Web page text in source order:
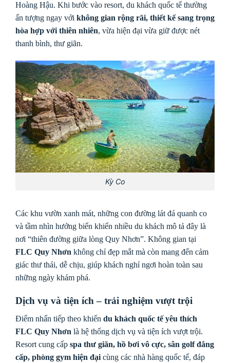
Hoàng Hậu. Khi bước vào resort, du khách quốc tế thường
ấn tượng ngay với không gian rộng rãi, thiết kế sang trọng
hòa hợp với thiên nhiên, vừa hiện đại vừa giữ được nét
thanh bình, thư giãn.
Kỳ Co
Các khu vườn xanh mát, những con đường lát đá quanh co
và tầm nhìn hướng biển khiến nhiều du khách mô tả đây là
nơi “thiên đường giữa lòng Quy Nhơn”. Không gian tại
FLC Quy Nhơn không chỉ đẹp mắt mà còn mang đến cảm
giác thư thái, dễ chịu, giúp khách nghỉ ngơi hoàn toàn sau
những ngày khám phá.
Dịch vụ và tiện ích – trải nghiệm vượt trội
Điểm nhấn tiếp theo khiến du khách quốc tế yêu thích
FLC Quy Nhơn là hệ thống dịch vụ và tiện ích vượt trội.
Resort cung cấp spa thư giãn, hồ bơi vô cực, sân golf đẳng
cấp, phòng gym hiện đại cùng các nhà hàng quốc tế, đáp